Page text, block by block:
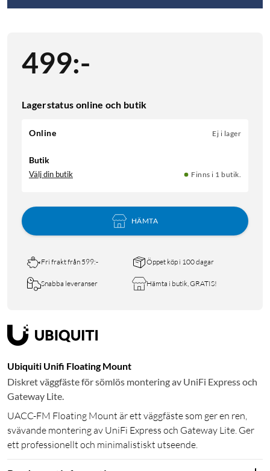
499:-
Lagerstatus online och butik
Online Ej i lager
Butik
Välj din butik Finns i 1 butik.
HÄMTA
Fri frakt från 599:- Öppet köp i 100 dagar
Snabba leveranser Hämta i butik, GRATIS!
Ubiquiti Unifi Floating Mount
Diskret väggfäste för sömlös montering av UniFi Express och
Gateway Lite.
UACC-FM Floating Mount är ett väggfäste som ger en ren,
svävande montering av UniFi Express och Gateway Lite. Ger
ett professionellt och minimalistiskt utseende.